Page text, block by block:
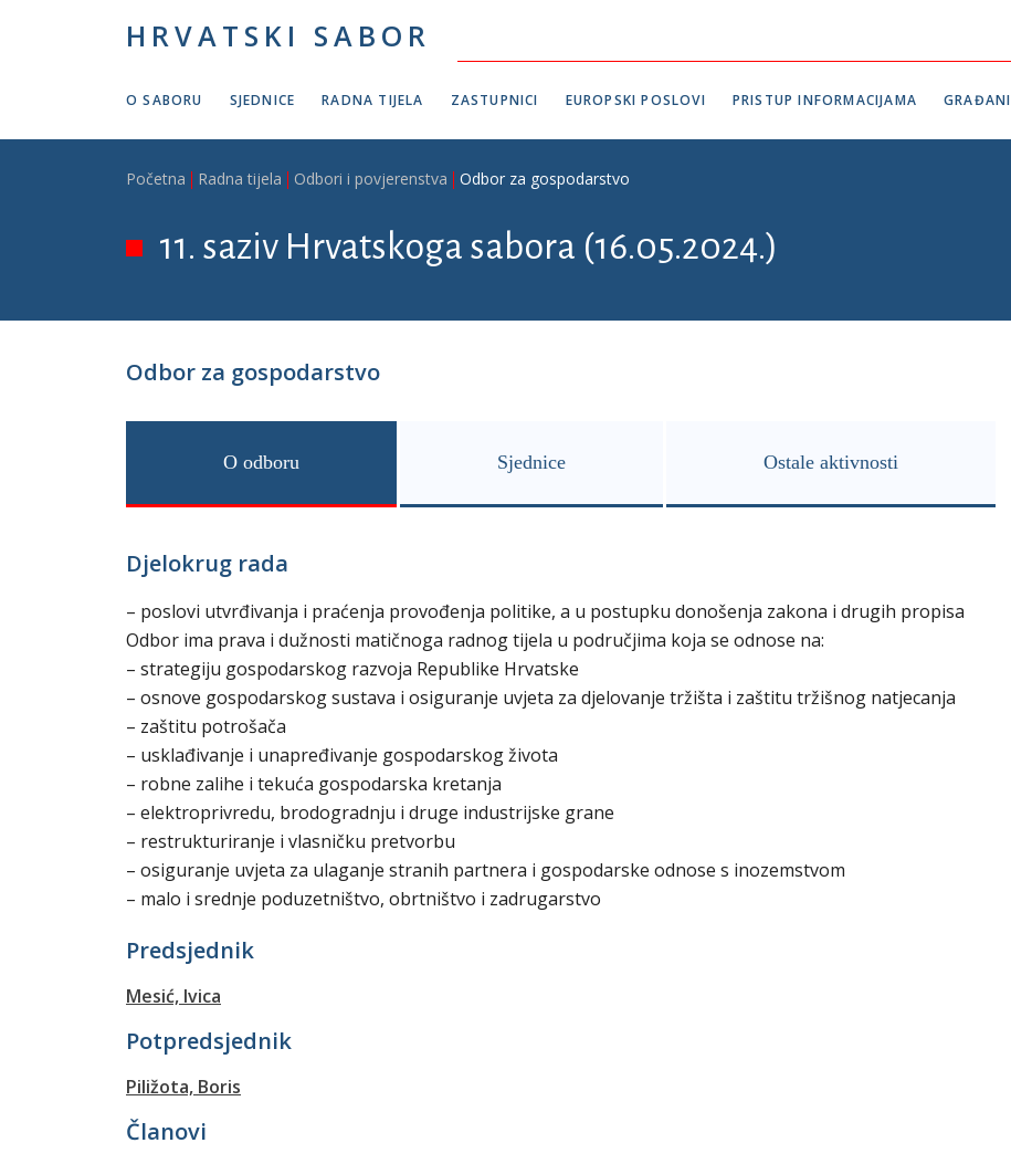
HRVATSKI SABOR
O SABORU SJEDNICE RADNA TIJELA ZASTUPNICI EUROPSKI POSLOVI PRISTUP INFORMACIJAMA GRAĐANI
Breadcrumb
Početna Radna tijela Odbori i povjerenstva Odbor za gospodarstvo
11. saziv Hrvatskoga sabora (16.05.2024.)
Odbor za gospodarstvo
O odboru Sjednice Ostale aktivnosti
Djelokrug rada
– poslovi utvrđivanja i praćenja provođenja politike, a u postupku donošenja zakona i drugih propisa
Odbor ima prava i dužnosti matičnoga radnog tijela u područjima koja se odnose na:
– strategiju gospodarskog razvoja Republike Hrvatske
– osnove gospodarskog sustava i osiguranje uvjeta za djelovanje tržišta i zaštitu tržišnog natjecanja
– zaštitu potrošača
– usklađivanje i unapređivanje gospodarskog života
– robne zalihe i tekuća gospodarska kretanja
– elektroprivredu, brodogradnju i druge industrijske grane
– restrukturiranje i vlasničku pretvorbu
– osiguranje uvjeta za ulaganje stranih partnera i gospodarske odnose s inozemstvom
– malo i srednje poduzetništvo, obrtništvo i zadrugarstvo
Predsjednik
Mesić, Ivica
Potpredsjednik
Piližota, Boris
Članovi